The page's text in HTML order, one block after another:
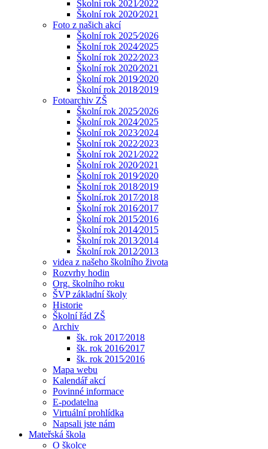
Školní rok 2021⁄2022
Školní rok 2020⁄2021
Foto z našich akcí
Školní rok 2025⁄2026
Školní rok 2024⁄2025
Školní rok 2022⁄2023
Školní rok 2020⁄2021
Školní rok 2019⁄2020
Školní rok 2018⁄2019
Fotoarchiv ZŠ
Školní rok 2025⁄2026
Školní rok 2024⁄2025
Školní rok 2023⁄2024
Školní rok 2022⁄2023
Školní rok 2021⁄2022
Školní rok 2020⁄2021
Školní rok 2019⁄2020
Školní rok 2018⁄2019
Školní.rok 2017⁄2018
Školní rok 2016⁄2017
Školní rok 2015⁄2016
Školní rok 2014⁄2015
Školní rok 2013⁄2014
Školní rok 2012⁄2013
videa z našeho školního života
Rozvrhy hodin
Org. školního roku
ŠVP základní školy
Historie
Školní řád ZŠ
Archiv
šk. rok 2017⁄2018
šk. rok 2016⁄2017
šk. rok 2015⁄2016
Mapa webu
Kalendář akcí
Povinné informace
E-podatelna
Virtuální prohlídka
Napsali jste nám
Mateřská škola
O školce